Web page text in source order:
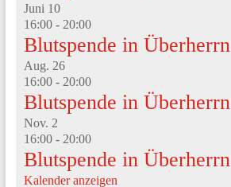
Juni 10
16:00- 20:00
Blutspende in Überherrn
Aug. 26
16:00- 20:00
Blutspende in Überherrn
Nov. 2
16:00- 20:00
Blutspende in Überherrn
Kalender anzeigen